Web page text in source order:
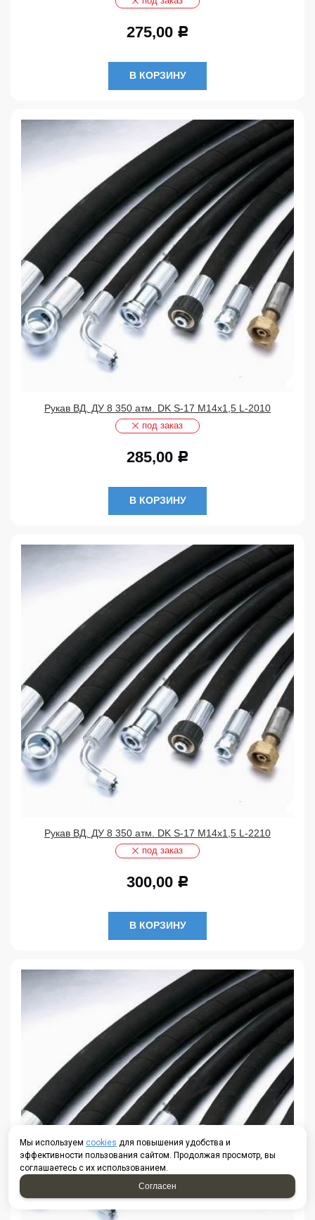
275,00 Р
В КОРЗИНУ
Рукав ВД. ДУ 8 350 атм. DK S-17 М14х1,5 L-2010
под заказ
285,00 Р
В КОРЗИНУ
Рукав ВД. ДУ 8 350 атм. DK S-17 М14х1,5 L-2210
под заказ
300,00 Р
В КОРЗИНУ
Мы используем cookies для повышения удобства и
эффективности пользования сайтом. Продолжая просмотр, вы
соглашаетесь с их использованием.
Согласен